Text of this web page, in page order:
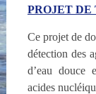
PROJET DE
Ce projet de
détection des
d’eau douce
acides